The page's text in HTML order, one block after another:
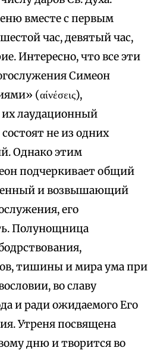
вместе с первым
час, девятый час,
Интересно, что все эти
Симеон
(αίνέσεις),
лаудационный
не из одних
Однако этим
подчеркивает общий
и возвышающий
его
Полунощница
тишины и мира ума при
во славу
и ради ожидаемого Его
Утреня посвящена
дню и творится во